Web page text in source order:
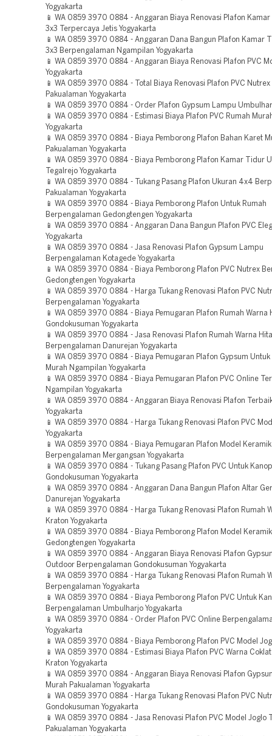
Yogyakarta
📱 WA 0859 3970 0884 - Anggaran Biaya Renovasi Plafon
3x3 Terpercaya Jetis Yogyakarta
📱 WA 0859 3970 0884 - Anggaran Dana Bangun Plafon Kamar
3x3 Berpengalaman Ngampilan Yogyakarta
📱 WA 0859 3970 0884 - Anggaran Biaya Renovasi Plafon PVC
Yogyakarta
📱 WA 0859 3970 0884 - Total Biaya Renovasi Plafon PVC Nutrex
Pakualaman Yogyakarta
📱 WA 0859 3970 0884 - Order Plafon Gypsum Lampu
📱 WA 0859 3970 0884 - Estimasi Biaya Plafon PVC Rumah
Yogyakarta
📱 WA 0859 3970 0884 - Biaya Pemborong Plafon Bahan Karet
Pakualaman Yogyakarta
📱 WA 0859 3970 0884 - Biaya Pemborong Plafon Kamar Tidur
Tegalrejo Yogyakarta
📱 WA 0859 3970 0884 - Tukang Pasang Plafon Ukuran 4x4
Pakualaman Yogyakarta
📱 WA 0859 3970 0884 - Biaya Pemborong Plafon Untuk Rumah
Berpengalaman Gedongtengen Yogyakarta
📱 WA 0859 3970 0884 - Anggaran Dana Bangun Plafon PVC
Yogyakarta
📱 WA 0859 3970 0884 - Jasa Renovasi Plafon Gypsum Lampu
Berpengalaman Kotagede Yogyakarta
📱 WA 0859 3970 0884 - Biaya Pemborong Plafon PVC Nutrex
Gedongtengen Yogyakarta
📱 WA 0859 3970 0884 - Harga Tukang Renovasi Plafon PVC
Berpengalaman Yogyakarta
📱 WA 0859 3970 0884 - Biaya Pemugaran Plafon Rumah Warna
Gondokusuman Yogyakarta
📱 WA 0859 3970 0884 - Jasa Renovasi Plafon Rumah Warna
Berpengalaman Danurejan Yogyakarta
📱 WA 0859 3970 0884 - Biaya Pemugaran Plafon Gypsum
Murah Ngampilan Yogyakarta
📱 WA 0859 3970 0884 - Biaya Pemugaran Plafon PVC Online
Ngampilan Yogyakarta
📱 WA 0859 3970 0884 - Anggaran Biaya Renovasi Plafon
Yogyakarta
📱 WA 0859 3970 0884 - Harga Tukang Renovasi Plafon PVC
Yogyakarta
📱 WA 0859 3970 0884 - Biaya Pemugaran Plafon Model Keramik
Berpengalaman Mergangsan Yogyakarta
📱 WA 0859 3970 0884 - Tukang Pasang Plafon PVC Untuk
Gondokusuman Yogyakarta
📱 WA 0859 3970 0884 - Anggaran Dana Bangun Plafon Altar
Danurejan Yogyakarta
📱 WA 0859 3970 0884 - Harga Tukang Renovasi Plafon Rumah
Kraton Yogyakarta
📱 WA 0859 3970 0884 - Biaya Pemborong Plafon Model
Gedongtengen Yogyakarta
📱 WA 0859 3970 0884 - Anggaran Biaya Renovasi Plafon
Outdoor Berpengalaman Gondokusuman Yogyakarta
📱 WA 0859 3970 0884 - Harga Tukang Renovasi Plafon Rumah
Berpengalaman Yogyakarta
📱 WA 0859 3970 0884 - Biaya Pemborong Plafon PVC Untuk
Berpengalaman Umbulharjo Yogyakarta
📱 WA 0859 3970 0884 - Order Plafon PVC Online
Yogyakarta
📱 WA 0859 3970 0884 - Biaya Pemborong Plafon PVC Model
📱 WA 0859 3970 0884 - Estimasi Biaya Plafon PVC Warna
Kraton Yogyakarta
📱 WA 0859 3970 0884 - Anggaran Biaya Renovasi Plafon
Murah Pakualaman Yogyakarta
📱 WA 0859 3970 0884 - Harga Tukang Renovasi Plafon PVC
Gondokusuman Yogyakarta
📱 WA 0859 3970 0884 - Jasa Renovasi Plafon PVC Model Joglo
Pakualaman Yogyakarta